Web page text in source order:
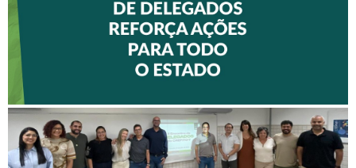
DELEGADOS REFORÇA
AÇÕES PARA TODO O
ESTADO